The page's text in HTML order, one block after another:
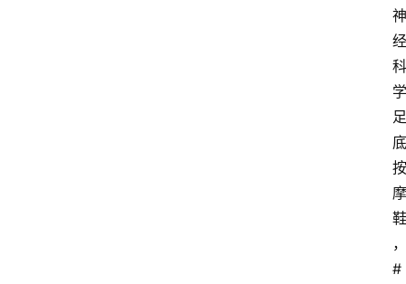
神
经
科
学
足
底
按
摩
鞋
，
#